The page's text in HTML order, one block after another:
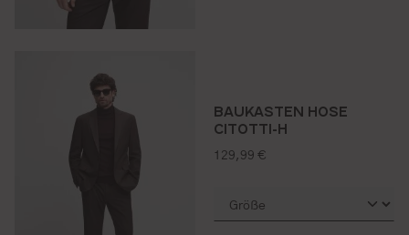
BAUKASTEN HOSE
CITOTTI-H
regulärer preis:
129,99 €